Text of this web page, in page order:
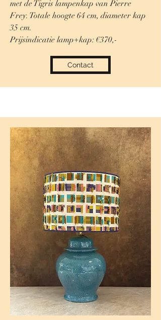
met de Tigris lampenkap van Pierre
Frey. Totale hoogte 64 cm, diameter kap
35 cm.
Prijsindicatie lamp+kap: €370,-
Contact